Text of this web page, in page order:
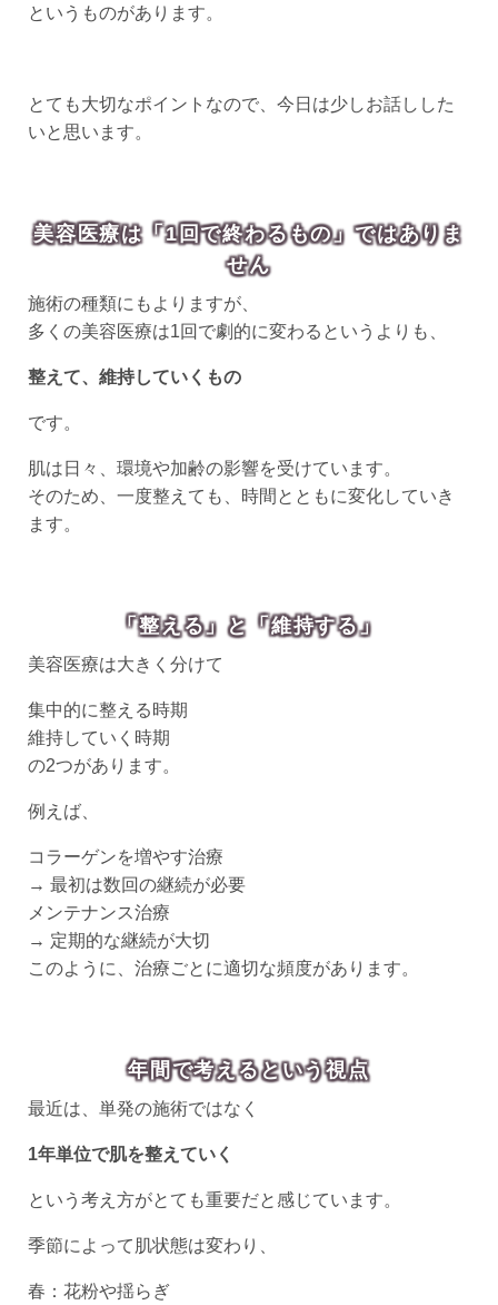
というものがあります。
とても大切なポイントなので、今日は少しお話しした
いと思います。
美容医療は「1回で終わるもの」ではありま
せん
施術の種類にもよりますが、
多くの美容医療は1回で劇的に変わるというよりも、
整えて、維持していくもの
です。
肌は日々、環境や加齢の影響を受けています。
そのため、一度整えても、時間とともに変化していき
ます。
「整える」と「維持する」
美容医療は大きく分けて
集中的に整える時期
維持していく時期
の2つがあります。
例えば、
コラーゲンを増やす治療
→ 最初は数回の継続が必要
メンテナンス治療
→ 定期的な継続が大切
このように、治療ごとに適切な頻度があります。
年間で考えるという視点
最近は、単発の施術ではなく
1年単位で肌を整えていく
という考え方がとても重要だと感じています。
季節によって肌状態は変わり、
春：花粉や揺らぎ